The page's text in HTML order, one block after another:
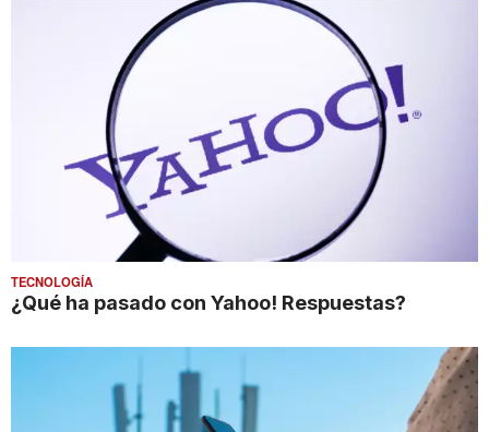
TECNOLOGÍA
¿Qué ha pasado con Yahoo! Respuestas?